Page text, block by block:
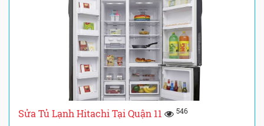
Sửa Tủ Lạnh Hitachi Tại Quận 11 546